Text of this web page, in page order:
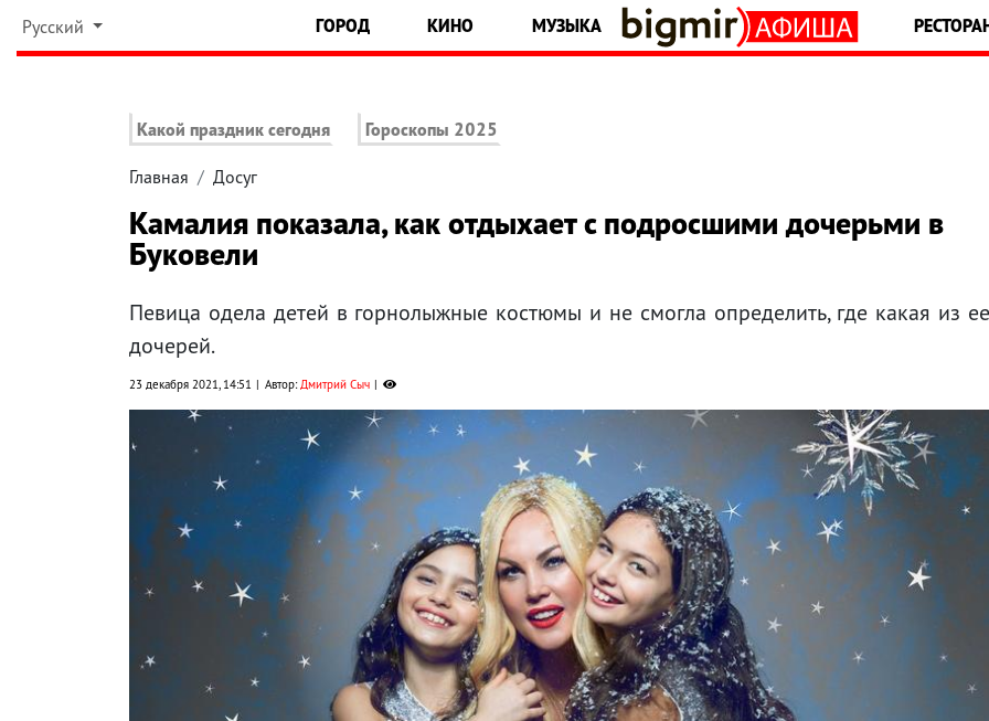
Русский ГОРОД КИНО МУЗЫКА
Какой праздник сегодня Гороскопы 2025
Главная Досуг
Камалия показала, как отдыхает с подросшими дочерьми в
Буковели
Певица одела детей в горнолыжные костюмы и не смогла определить, где какая из ее
дочерей.
23 декабря 2021, 14:51 Автор:Дмитрий Сыч